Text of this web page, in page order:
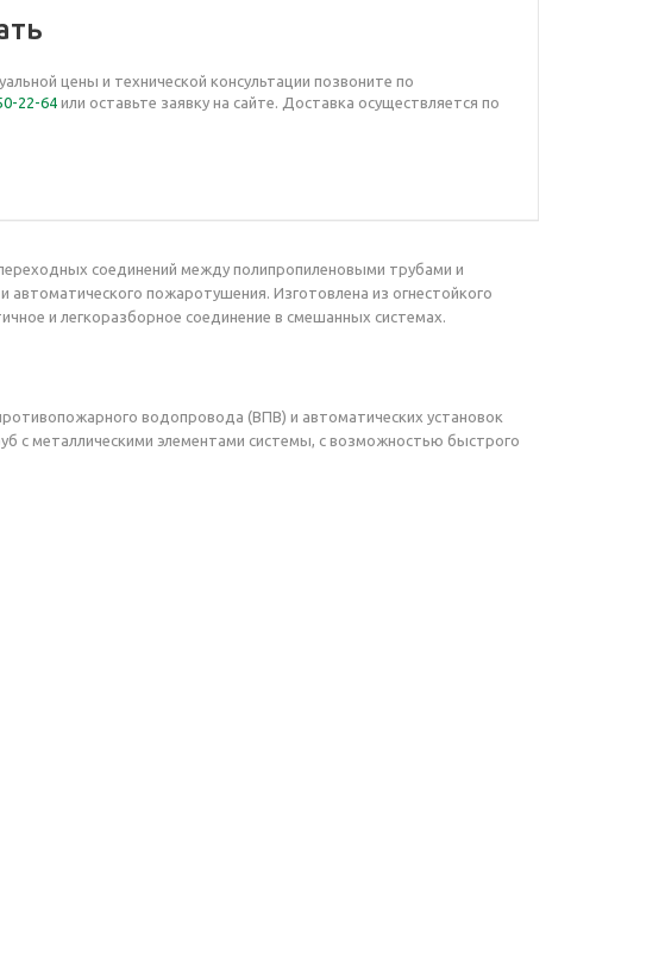
цены и технической консультации позвоните по
22-64 или оставьте заявку на сайте. Доставка осуществляется по
соединений между полипропиленовыми трубами и
пожаротушения. Изготовлена из огнестойкого
и легкоразборное соединение в смешанных системах.
водопровода (ВПВ) и автоматических установок
с металлическими элементами системы, с возможностью быстрого